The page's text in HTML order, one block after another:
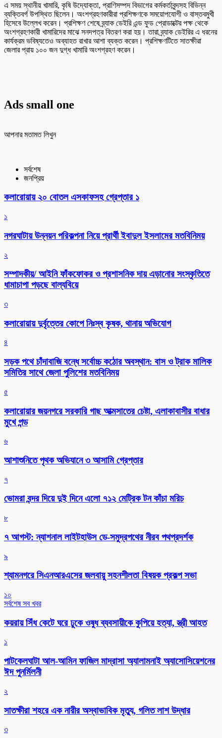
এ সময় স্থানীয় খামারি, কৃষি উদ্যোক্তা, প্রাণিসম্পদ বিভাগের কর্মকর্তাবৃন্দসহ বিভিন্ন
ব্যক্তিবর্গ উপস্থিত ছিলেন। অংশগ্রহণকারীরা প্রশিক্ষণকে সময়োপযোগী ও বাস্তবমুখী
হিসেবে উল্লেখ করেন। প্রশিক্ষণ শেষে ব্র্যাক ডেইরি এন্ড ফুড প্রোডাক্টের পক্ষ থেকে
অংশগ্রহণকারী খামারিদের মাঝে সনদপত্র বিতরণ করা হয়। তারা ব্র্যাক ডেইরির এ ধরনের
কার্যক্রম ভবিষ্যতেও অব্যাহত রাখার আশা ব্যক্ত করেন। প্রশিক্ষণটিতে সাতক্ষীরা
জেলার প্রায় ১০০ জন দুগ্ধ খামারি অংশগ্রহণ করেন।
Ads small one
আপনার মতামত লিখুন
সর্বশেষ
জনপ্রিয়
কলারোয়ায় ২০ বোতল এসকাফসহ গ্রেপ্তার ১
১
নগরঘাটায় উন্নয়ন পরিকল্পনা নিয়ে প্রার্থী ইবাদুল ইসলামের মতবিনিময়
২
সম্পাদকীয়/ আইনি ফাঁকফোকর ও প্রশাসনিক দায় এড়ানোর সংস্কৃতিতে
ধামাচাপা পড়ছে বাল্যবিয়ে
৩
কলারোয়ায় দুর্বৃত্তের কোপে নিঃস্ব কৃষক, থানায় অভিযোগ
৪
সড়ক পথে চাঁদাবাজি বন্ধে সর্বোচ্চ কঠোর অবস্থান: বাস ও ট্রাক মালিক
সমিতির সাথে জেলা পুলিশের মতবিনিময়
৫
কলারোয়ার জয়নগরে সরকারি গাছ আত্মসাতের চেষ্টা, এলাকাবাসীর বাধার
মুখে পন্ড
৬
আশাশুনিতে পৃথক অভিযানে ৩ আসামি গ্রেপ্তার
৭
ভোমরা বন্দর দিয়ে দুই দিনে এলো ৭১২ মেট্রিক টন কাঁচা মরিচ
৮
৭ আগস্ট: ন্যাশনাল লাইটহাউস ডে-সমুদ্রপথের নীরব পথপ্রদর্শক
৯
শ্যামনগরে সিএনআরএসের জলবায়ু সহনশীলতা বিষয়ক প্রকল্প সভা
১০
সর্বশেষ সব খবর
কয়রায় সিঁধ কেটে ঘরে ঢুকে ওষুধ ব্যবসায়ীকে কুপিয়ে হত্যা, স্ত্রী আহত
১
পাটকেলঘাটা আল-আমিন ফাজিল মাদ্রাসা অ্যালামনাই অ্যাসোসিয়েশনের
ঈদ পুনর্মিলনী
২
সাতক্ষীরা শহরে এক নারীর অস্বাভাবিক মৃত্যু, গলিত লাশ উদ্ধার
৩